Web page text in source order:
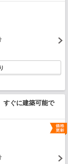
すぐに建築可能で